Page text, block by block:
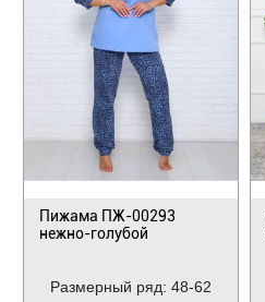
Пижама ПЖ-00293
нежно-голубой
Размерный ряд: 48-62